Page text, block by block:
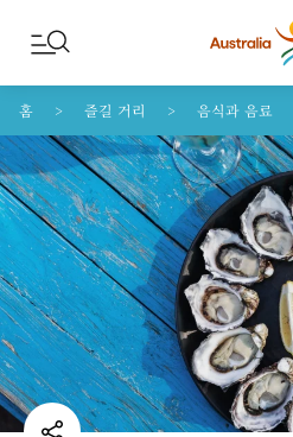
콘텐트로 건너뛰기
꼬리말 내비게이션으로 건너뛰기
홈 즐길 거리 음식과 음료